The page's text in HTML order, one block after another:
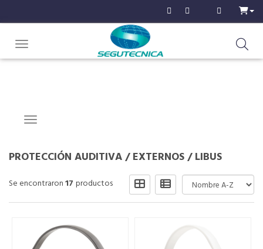
Toggle navigation
Navigation ein-/ausblenden
PROTECCIÓN AUDITIVA/EXTERNOS/LIBUS
Se encontraron17 productos